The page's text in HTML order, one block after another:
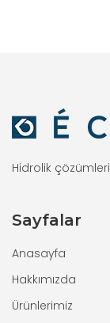
Hidrolik
Sayfalar
Anasayfa
Hakkımızda
Ürünlerimiz